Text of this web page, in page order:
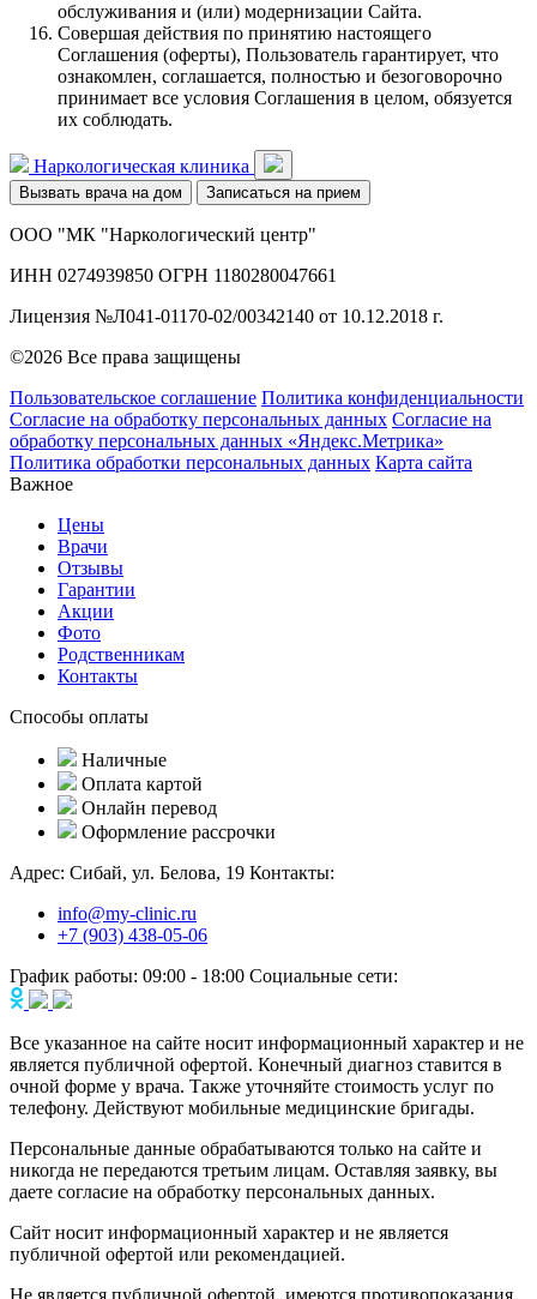
обслуживания и (или) модернизации Сайта.
Совершая действия по принятию настоящего
Соглашения (оферты), Пользователь гарантирует, что
ознакомлен, соглашается, полностью и безоговорочно
принимает все условия Соглашения в целом, обязуется
их соблюдать.
Наркологическая клиника
Вызвать врача на дом Записаться на прием
ООО "МК "Наркологический центр"
ИНН 0274939850 ОГРН 1180280047661
Лицензия №Л041-01170-02/00342140 от 10.12.2018 г.
©2026 Все права защищены
Пользовательское соглашение Политика конфиденциальности
Согласие на обработку персональных данных Согласие на
обработку персональных данных «Яндекс.Метрика»
Политика обработки персональных данных Карта сайта
Важное
Цены
Врачи
Отзывы
Гарантии
Акции
Фото
Родственникам
Контакты
Способы оплаты
Наличные
Оплата картой
Онлайн перевод
Оформление рассрочки
Адрес: Сибай, ул. Белова, 19 Контакты:
info@my-clinic.ru
+7 (903) 438-05-06
График работы: 09:00 - 18:00 Социальные сети:
Все указанное на сайте носит информационный характер и не
является публичной офертой. Конечный диагноз ставится в
очной форме у врача. Также уточняйте стоимость услуг по
телефону. Действуют мобильные медицинские бригады.
Персональные данные обрабатываются только на сайте и
никогда не передаются третьим лицам. Оставляя заявку, вы
даете согласие на обработку персональных данных.
Сайт носит информационный характер и не является
публичной офертой или рекомендацией.
Не является публичной офертой, имеются противопоказания,